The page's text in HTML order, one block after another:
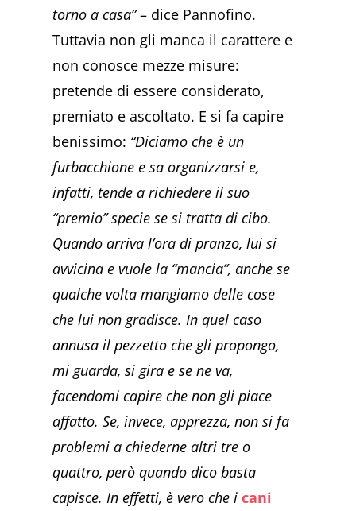
torno a casa”– dice Pannofino.
Tuttavia non gli manca il carattere e
non conosce mezze misure:
pretende di essere considerato,
premiato e ascoltato. E si fa capire
benissimo: “Diciamo che è un
furbacchione e sa organizzarsi e,
infatti, tende a richiedere il suo
“premio” specie se si tratta di cibo.
Quando arriva l’ora di pranzo, lui si
avvicina e vuole la “mancia”, anche se
qualche volta mangiamo delle cose
che lui non gradisce. In quel caso
annusa il pezzetto che gli propongo,
mi guarda, si gira e se ne va,
facendomi capire che non gli piace
affatto. Se, invece, apprezza, non si fa
problemi a chiederne altri tre o
quattro, però quando dico basta
capisce. In effetti, è vero che icani